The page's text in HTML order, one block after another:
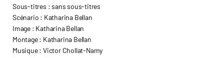
Sous-titres : sans sous-titres
Scénario : Katharina Bellan
Image : Katharina Bellan
Montage : Katharina Bellan
Musique : Victor Chollat-Namy